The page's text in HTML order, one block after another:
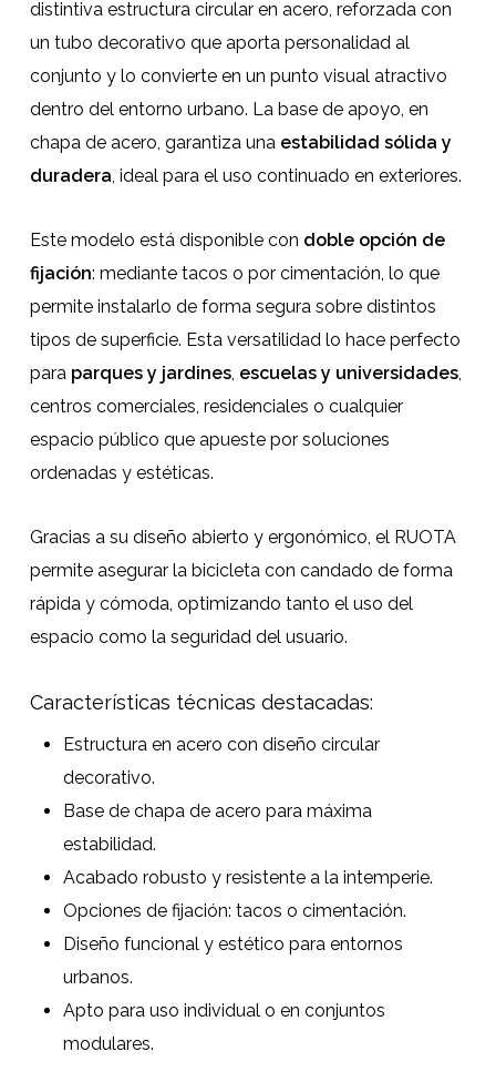
distintiva estructura circular en acero, reforzada con
un tubo decorativo que aporta personalidad al
conjunto y lo convierte en un punto visual atractivo
dentro del entorno urbano. La base de apoyo, en
chapa de acero, garantiza una estabilidad sólida y
duradera, ideal para el uso continuado en exteriores.
Este modelo está disponible con doble opción de
fijación: mediante tacos o por cimentación, lo que
permite instalarlo de forma segura sobre distintos
tipos de superficie. Esta versatilidad lo hace perfecto
para parques y jardines, escuelas y universidades,
centros comerciales, residenciales o cualquier
espacio público que apueste por soluciones
ordenadas y estéticas.
Gracias a su diseño abierto y ergonómico, el RUOTA
permite asegurar la bicicleta con candado de forma
rápida y cómoda, optimizando tanto el uso del
espacio como la seguridad del usuario.
Características técnicas destacadas:
Estructura en acero con diseño circular
decorativo.
Base de chapa de acero para máxima
estabilidad.
Acabado robusto y resistente a la intemperie.
Opciones de fijación: tacos o cimentación.
Diseño funcional y estético para entornos
urbanos.
Apto para uso individual o en conjuntos
modulares.